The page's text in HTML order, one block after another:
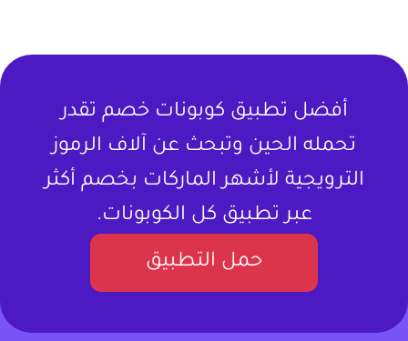
أفضل تطبيق كوبونات خصم تقدر
تحمله الحين وتبحث عن آلاف الرموز
الترويجية لأشهر الماركات بخصم أكثر
عبر تطبيق كل الكوبونات.
حمل التطبيق